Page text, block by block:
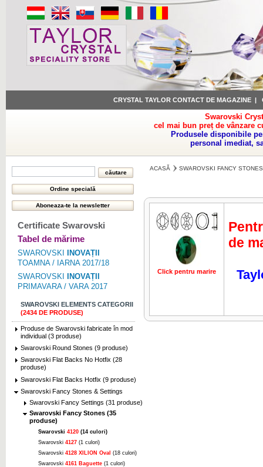
CRYSTAL TAYLOR CONTACT DE MAGAZINE |
Swarovski
cel mai bun preț de vânzare
Produsele disponibile
personal imediat,
Certificate Swarovski
Tabel de mărime
SWAROVSKI
INOVAȚII
TOAMNA / IARNA 2017/18
SWAROVSKI
INOVAȚII
PRIMAVARA / VARA 2017
SWAROVSKI ELEMENTS CATEGORII
(2434 DE PRODUSE)
Produse de Swarovski fabricate în mod
individual (3 produse)
Swarovski Round Stones (9 produse)
Swarovski Flat Backs No Hotfix (28
produse)
Swarovski Flat Backs Hotfix (9 produse)
Swarovski Fancy Stones & Settings
Swarovski Fancy Settings (31 produse)
Swarovski Fancy Stones (35
produse)
Swarovski 4120 (14 culori)
Swarovski 4127 (1 culori)
Swarovski 4128 XILION Oval (18 culori)
Swarovski 4161 Baguette (1 culori)
ACASĂ SWAROVSKI FANCY
Click pentru marire Click pentru
de